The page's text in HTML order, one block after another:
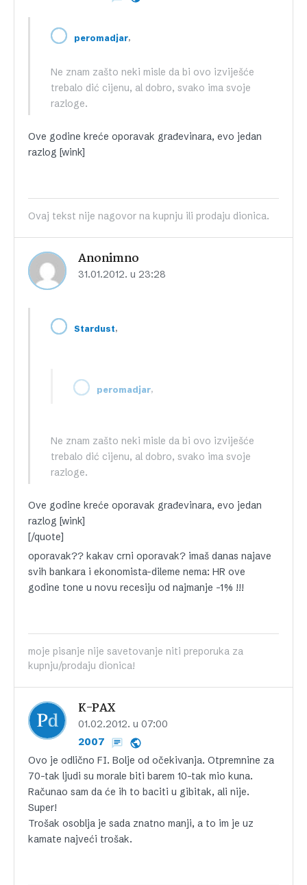
peromadjar,
Ne znam zašto neki misle da bi ovo izviješće
trebalo dić cijenu, al dobro, svako ima svoje
razloge.
Ove godine kreće oporavak građevinara, evo jedan
razlog [wink]
Ovaj tekst nije nagovor na kupnju ili prodaju dionica.
Anonimno
31.01.2012. u 23:28
Stardust,
peromadjar,
Ne znam zašto neki misle da bi ovo izviješće
trebalo dić cijenu, al dobro, svako ima svoje
razloge.
Ove godine kreće oporavak građevinara, evo jedan
razlog [wink]
[/quote]
oporavak?? kakav crni oporavak? imaš danas najave
svih bankara i ekonomista-dileme nema: HR ove
godine tone u novu recesiju od najmanje -1% !!!
moje pisanje nije savetovanje niti preporuka za
kupnju/prodaju dionica!
K-PAX
01.02.2012. u 07:00
2007
Ovo je odlično FI. Bolje od očekivanja. Otpremnine za
70-tak ljudi su morale biti barem 10-tak mio kuna.
Računao sam da će ih to baciti u gibitak, ali nije.
Super!
Trošak osoblja je sada znatno manji, a to im je uz
kamate najveći trošak.